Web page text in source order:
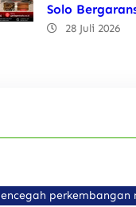
Solo
28 Juli 2026
perkembangan